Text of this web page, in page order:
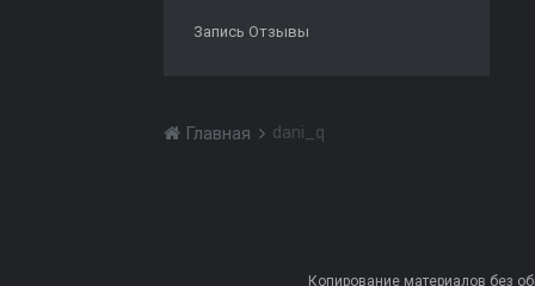
Запись Отзывы
Главная dani_q
Копирование материалов без